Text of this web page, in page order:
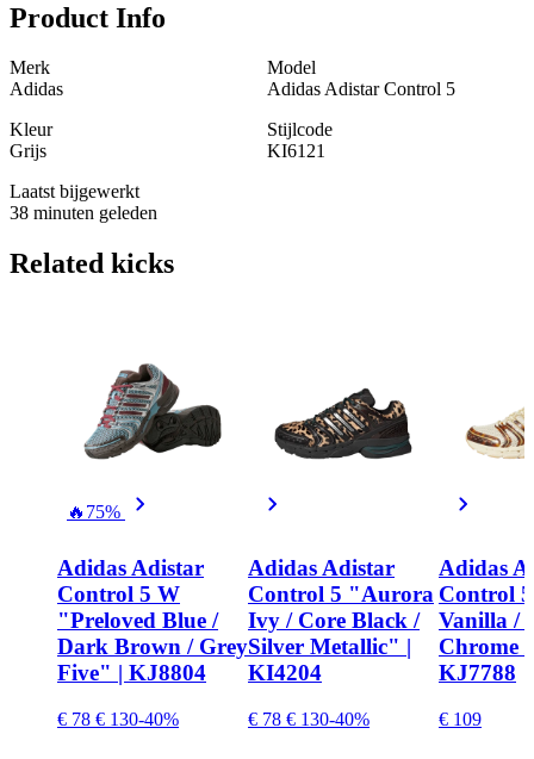
Product Info
Merk
Adidas
Model
Adidas Adistar Control 5
Kleur
Grijs
Stijlcode
KI6121
Laatst bijgewerkt
38 minuten geleden
Related kicks
🔥 75%
Adidas Adistar
Control 5 W
"Preloved Blue /
Dark Brown / Grey
Five" | KJ8804
€ 78 € 130-40%
Adidas Adistar
Control 5 "Aurora
Ivy / Core Black /
Silver Metallic" |
KI4204
€ 78 € 130-40%
Adidas
Control
Vanilla /
Chrome
KJ7788
€ 109